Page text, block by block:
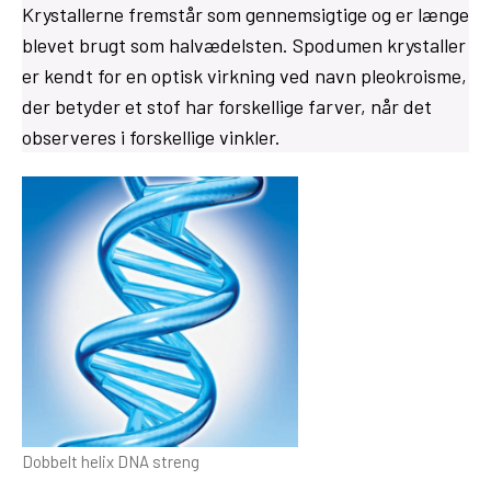
Krystallerne fremstår som gennemsigtige og er længe
blevet brugt som halvædelsten. Spodumen krystaller
er kendt for en optisk virkning ved navn pleokroisme,
der betyder et stof har forskellige farver, når det
observeres i forskellige vinkler.
Dobbelt helix DNA streng